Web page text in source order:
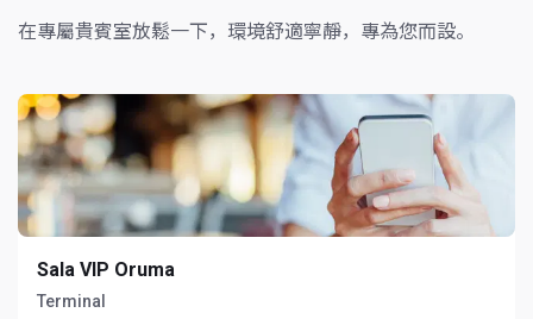
在專屬貴賓室放鬆一下，環境舒適寧靜，專為您而設。
Sala VIP Oruma
Terminal